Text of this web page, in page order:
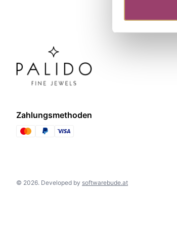
Zahlungsmethoden
© 2026. Developed by softwarebude.at